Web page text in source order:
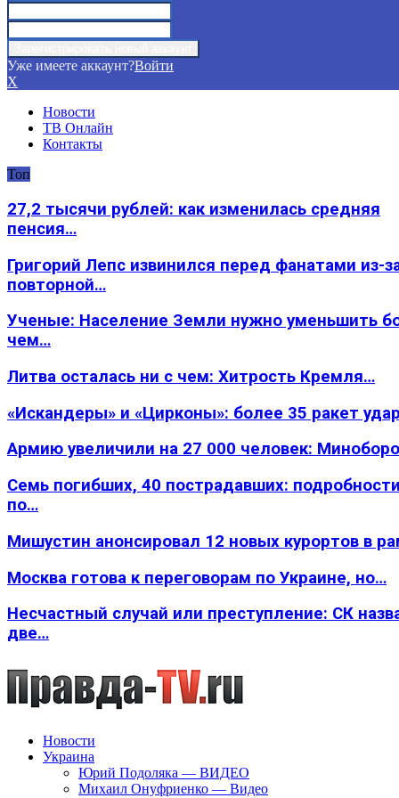
Уже имеете аккаунт?Войти
X
Новости
ТВ Онлайн
Контакты
Топ
27,2 тысячи рублей: как изменилась средняя
пенсия…
Григорий Лепс извинился перед фанатами из-
повторной…
Ученые: Население Земли нужно уменьшить
чем…
Литва осталась ни с чем: Хитрость Кремля…
«Искандеры» и «Цирконы»: более 35 ракет
Армию увеличили на 27 000 человек:
Семь погибших, 40 пострадавших:
по…
Мишустин анонсировал 12 новых курортов в
Москва готова к переговорам по Украине, но…
Несчастный случай или преступление: СК
две…
Новости
Украина
Юрий Подоляка — ВИДЕО
Михаил Онуфриенко — Видео